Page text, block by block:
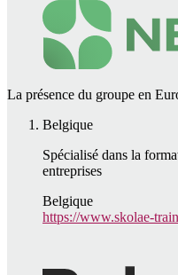
La présence du groupe en
Belgique
Spécialisé dans la
entreprises
Belgique
https://www.skolae-